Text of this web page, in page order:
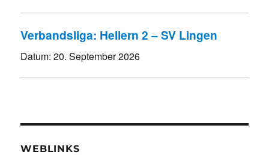
Verbandsliga: Hellern 2 – SV Lingen
Datum:20. September 2026
WEBLINKS